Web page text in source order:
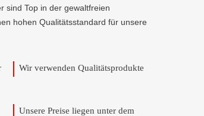
sind Top in der gewaltfreien
hohen Qualitätsstandard für unsere
Wir verwenden Qualitätsprodukte
Unsere Preise liegen unter dem